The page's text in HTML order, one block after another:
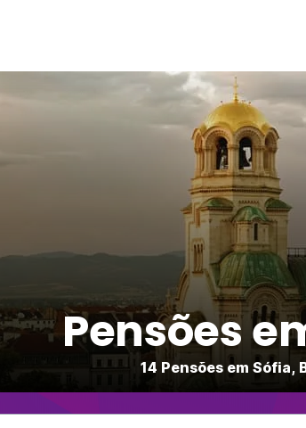
Pensões
14 Pensões em Sófia,